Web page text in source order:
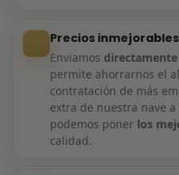
Precios inmejorables
Enviamos
permite ahorrarnos el
contratación de más
extra de nuestra nave
podemos poner los
calidad.